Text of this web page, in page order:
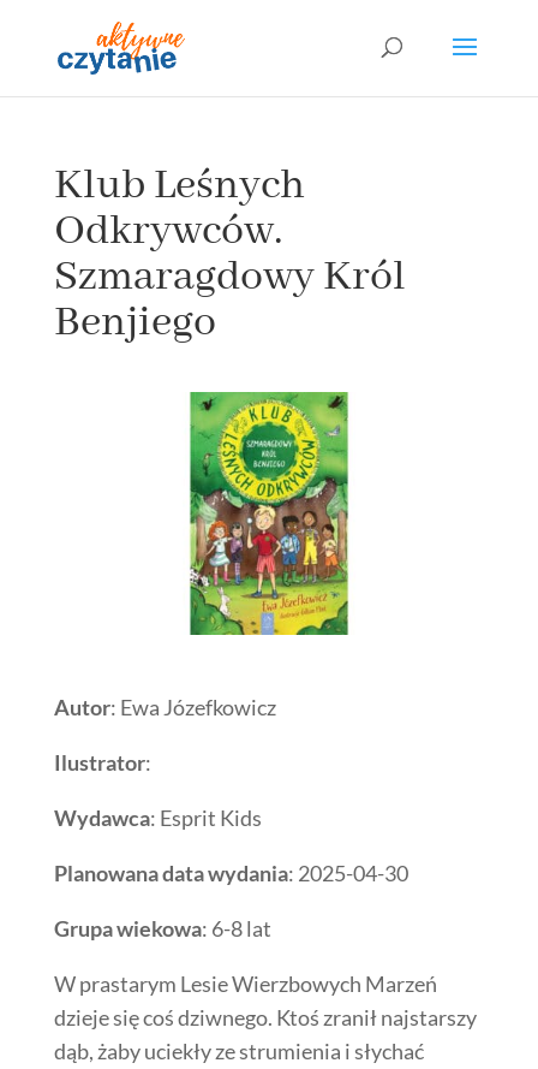
Klub Leśnych
Odkrywców.
Szmaragdowy Król
Benjiego
Autor: Ewa Józefkowicz
Ilustrator:
Wydawca: Esprit Kids
Planowana data wydania: 2025-04-30
Grupa wiekowa: 6-8 lat
W prastarym Lesie Wierzbowych Marzeń
dzieje się coś dziwnego. Ktoś zranił najstarszy
dąb, żaby uciekły ze strumienia i słychać